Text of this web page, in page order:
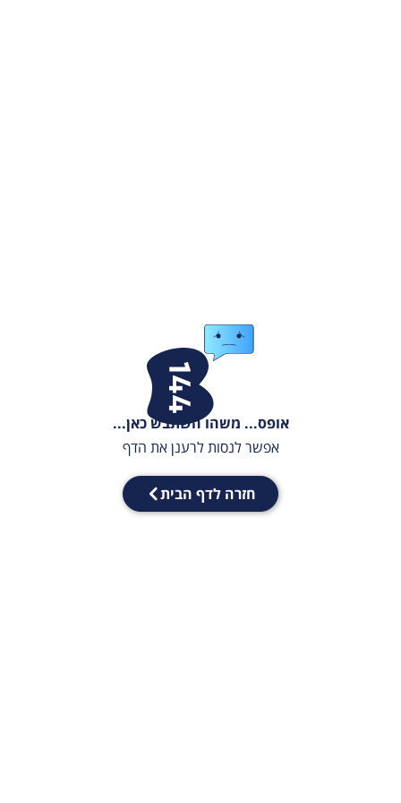
אופס... משהו השתבש כאן...
אפשר לנסות לרענן את הדף
חזרה לדף הבית